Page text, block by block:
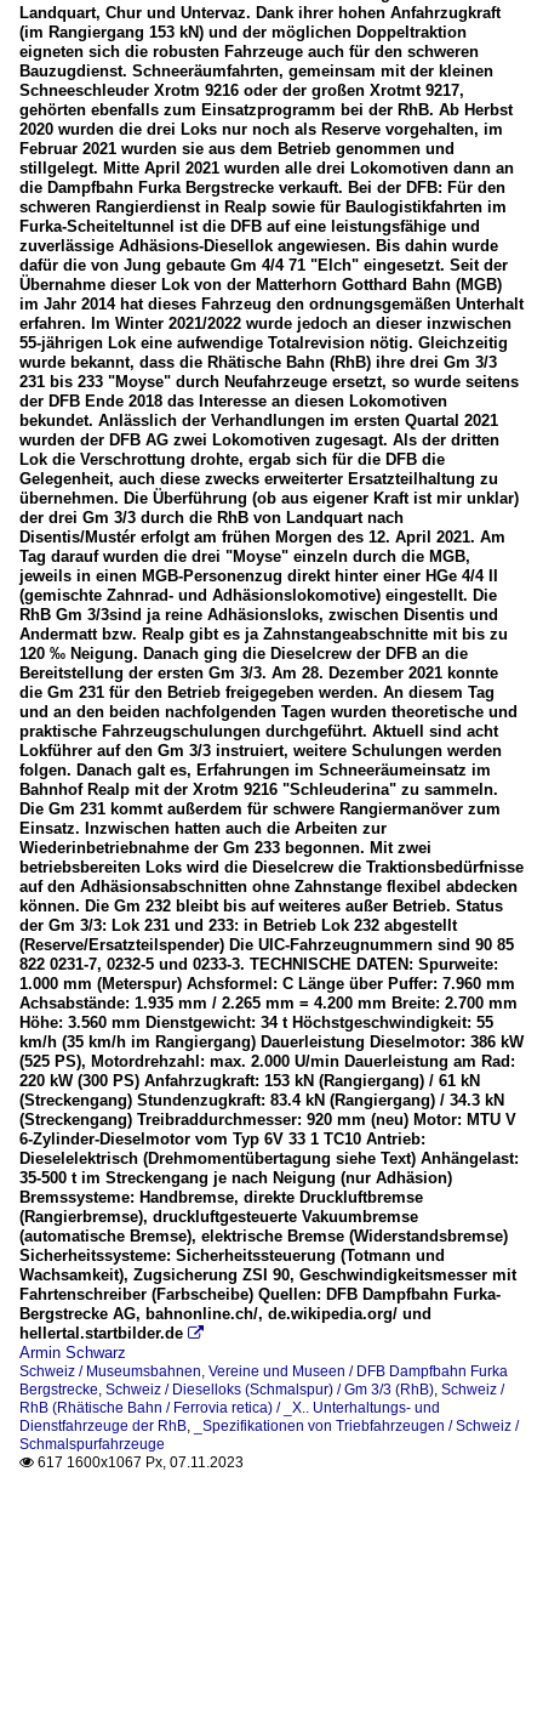
Landquart, Chur und Untervaz. Dank ihrer hohen Anfahrzugkraft
(im Rangiergang 153 kN) und der möglichen Doppeltraktion
eigneten sich die robusten Fahrzeuge auch für den schweren
Bauzugdienst. Schneeräumfahrten, gemeinsam mit der kleinen
Schneeschleuder Xrotm 9216 oder der großen Xrotmt 9217,
gehörten ebenfalls zum Einsatzprogramm bei der RhB. Ab Herbst
2020 wurden die drei Loks nur noch als Reserve vorgehalten, im
Februar 2021 wurden sie aus dem Betrieb genommen und
stillgelegt. Mitte April 2021 wurden alle drei Lokomotiven dann an
die Dampfbahn Furka Bergstrecke verkauft. Bei der DFB: Für den
schweren Rangierdienst in Realp sowie für Baulogistikfahrten im
Furka-Scheiteltunnel ist die DFB auf eine leistungsfähige und
zuverlässige Adhäsions-Diesellok angewiesen. Bis dahin wurde
dafür die von Jung gebaute Gm 4/4 71 "Elch" eingesetzt. Seit der
Übernahme dieser Lok von der Matterhorn Gotthard Bahn (MGB)
im Jahr 2014 hat dieses Fahrzeug den ordnungsgemäßen Unterhalt
erfahren. Im Winter 2021/2022 wurde jedoch an dieser inzwischen
55-jährigen Lok eine aufwendige Totalrevision nötig. Gleichzeitig
wurde bekannt, dass die Rhätische Bahn (RhB) ihre drei Gm 3/3
231 bis 233 "Moyse" durch Neufahrzeuge ersetzt, so wurde seitens
der DFB Ende 2018 das Interesse an diesen Lokomotiven
bekundet. Anlässlich der Verhandlungen im ersten Quartal 2021
wurden der DFB AG zwei Lokomotiven zugesagt. Als der dritten
Lok die Verschrottung drohte, ergab sich für die DFB die
Gelegenheit, auch diese zwecks erweiterter Ersatzteilhaltung zu
übernehmen. Die Überführung (ob aus eigener Kraft ist mir unklar)
der drei Gm 3/3 durch die RhB von Landquart nach
Disentis/Mustér erfolgt am frühen Morgen des 12. April 2021. Am
Tag darauf wurden die drei "Moyse" einzeln durch die MGB,
jeweils in einen MGB-Personenzug direkt hinter einer HGe 4/4 II
(gemischte Zahnrad- und Adhäsionslokomotive) eingestellt. Die
RhB Gm 3/3sind ja reine Adhäsionsloks, zwischen Disentis und
Andermatt bzw. Realp gibt es ja Zahnstangeabschnitte mit bis zu
120 ‰ Neigung. Danach ging die Dieselcrew der DFB an die
Bereitstellung der ersten Gm 3/3. Am 28. Dezember 2021 konnte
die Gm 231 für den Betrieb freigegeben werden. An diesem Tag
und an den beiden nachfolgenden Tagen wurden theoretische und
praktische Fahrzeugschulungen durchgeführt. Aktuell sind acht
Lokführer auf den Gm 3/3 instruiert, weitere Schulungen werden
folgen. Danach galt es, Erfahrungen im Schneeräumeinsatz im
Bahnhof Realp mit der Xrotm 9216 "Schleuderina" zu sammeln.
Die Gm 231 kommt außerdem für schwere Rangiermanöver zum
Einsatz. Inzwischen hatten auch die Arbeiten zur
Wiederinbetriebnahme der Gm 233 begonnen. Mit zwei
betriebsbereiten Loks wird die Dieselcrew die Traktionsbedürfnisse
auf den Adhäsionsabschnitten ohne Zahnstange flexibel abdecken
können. Die Gm 232 bleibt bis auf weiteres außer Betrieb. Status
der Gm 3/3: Lok 231 und 233: in Betrieb Lok 232 abgestellt
(Reserve/Ersatzteilspender) Die UIC-Fahrzeugnummern sind 90 85
822 0231-7, 0232-5 und 0233-3. TECHNISCHE DATEN: Spurweite:
1.000 mm (Meterspur) Achsformel: C Länge über Puffer: 7.960 mm
Achsabstände: 1.935 mm / 2.265 mm = 4.200 mm Breite: 2.700 mm
Höhe: 3.560 mm Dienstgewicht: 34 t Höchstgeschwindigkeit: 55
km/h (35 km/h im Rangiergang) Dauerleistung Dieselmotor: 386 kW
(525 PS), Motordrehzahl: max. 2.000 U/min Dauerleistung am Rad:
220 kW (300 PS) Anfahrzugkraft: 153 kN (Rangiergang) / 61 kN
(Streckengang) Stundenzugkraft: 83.4 kN (Rangiergang) / 34.3 kN
(Streckengang) Treibraddurchmesser: 920 mm (neu) Motor: MTU V
6-Zylinder-Dieselmotor vom Typ 6V 33 1 TC10 Antrieb:
Dieselelektrisch (Drehmomentübertagung siehe Text) Anhängelast:
35-500 t im Streckengang je nach Neigung (nur Adhäsion)
Bremssysteme: Handbremse, direkte Druckluftbremse
(Rangierbremse), druckluftgesteuerte Vakuumbremse
(automatische Bremse), elektrische Bremse (Widerstandsbremse)
Sicherheitssysteme: Sicherheitssteuerung (Totmann und
Wachsamkeit), Zugsicherung ZSI 90, Geschwindigkeitsmesser mit
Fahrtenschreiber (Farbscheibe) Quellen: DFB Dampfbahn Furka-
Bergstrecke AG, bahnonline.ch/, de.wikipedia.org/ und
hellertal.startbilder.de 
Armin Schwarz
Schweiz / Museumsbahnen, Vereine und Museen / DFB Dampfbahn Furka
Bergstrecke, Schweiz / Dieselloks (Schmalspur) / Gm 3/3 (RhB), Schweiz /
RhB (Rhätische Bahn / Ferrovia retica) / _X.. Unterhaltungs- und
Dienstfahrzeuge der RhB,
_Spezifikationen von Triebfahrzeugen / Schweiz /
Schmalspurfahrzeuge
 617 1600x1067 Px, 07.11.2023